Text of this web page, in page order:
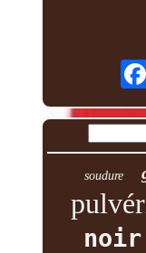
soudure
noir